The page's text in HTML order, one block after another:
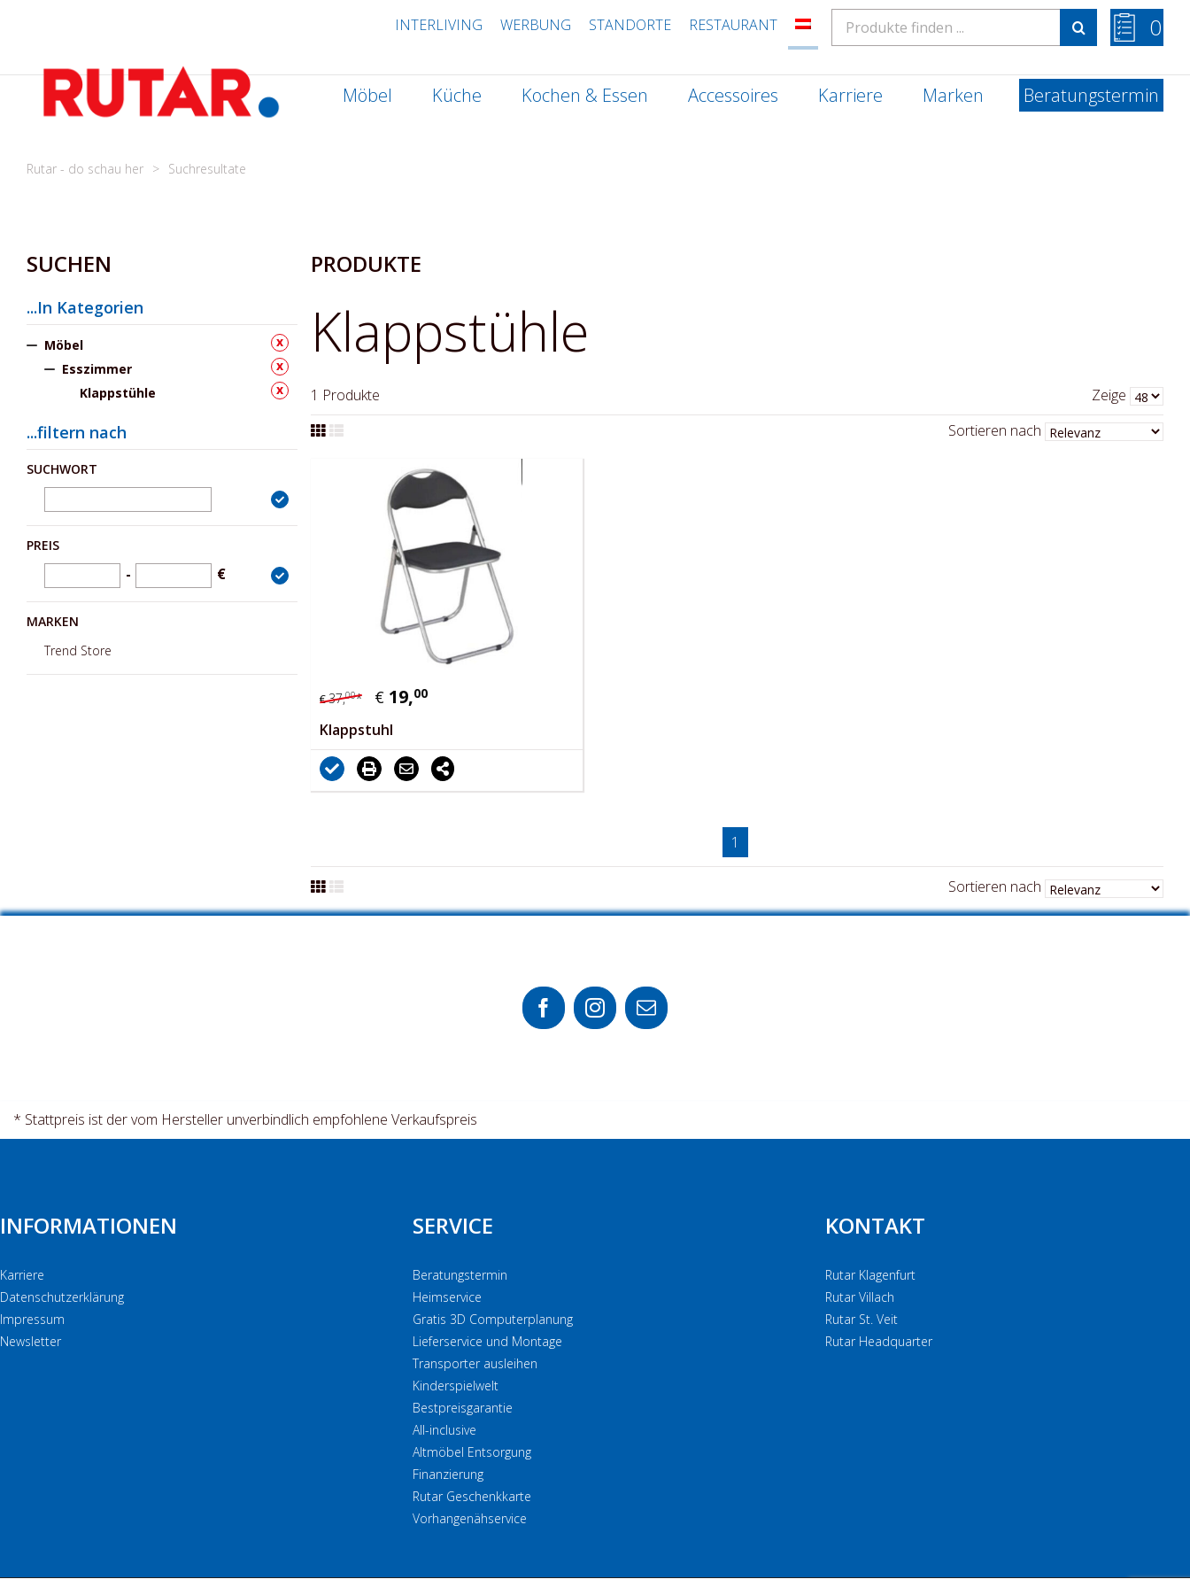
INTERLIVING WERBUNG STANDORTE RESTAURANT 0
Search
Möbel Küche Kochen & Essen Accessoires Karriere Marken Beratungstermin
Rutar - do schau her Suchresultate
SUCHEN
...In Kategorien
Möbel
x
Esszimmer
x
Klappstühle
x
...filtern nach
SUCHWORT
PREIS
- €
MARKEN
Trend Store
PRODUKTE
Klappstühle
1 Produkte
Zeige
Sortieren nach
€37,00* € 19,00
Klappstuhl
1
Sortieren nach
* Stattpreis ist der vom Hersteller unverbindlich empfohlene Verkaufspreis
INFORMATIONEN
Karriere
Datenschutzerklärung
Impressum
Newsletter
SERVICE
Beratungstermin
Heimservice
Gratis 3D Computerplanung
Lieferservice und Montage
Transporter ausleihen
Kinderspielwelt
Bestpreisgarantie
All-inclusive
Altmöbel Entsorgung
Finanzierung
Rutar Geschenkkarte
Vorhangenähservice
KONTAKT
Rutar Klagenfurt
Rutar Villach
Rutar St. Veit
Rutar Headquarter